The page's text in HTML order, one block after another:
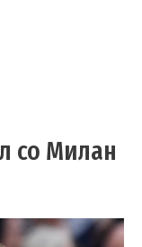
со Милан